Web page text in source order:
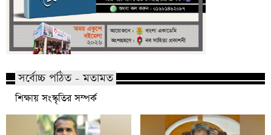
সর্বোচ্চ পঠিত - মতামত
শিক্ষায় সংস্কৃতির সম্পর্ক